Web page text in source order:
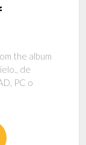
the album
de
PC o